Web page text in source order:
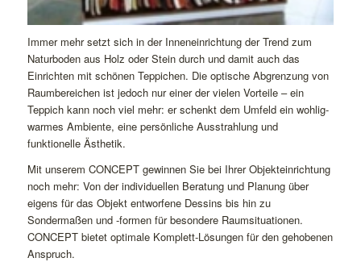
Immer mehr setzt sich in der Inneneinrichtung der Trend zum
Naturboden aus Holz oder Stein durch und damit auch das
Einrichten mit schönen Teppichen. Die optische Abgrenzung von
Raumbereichen ist jedoch nur einer der vielen Vorteile – ein
Teppich kann noch viel mehr: er schenkt dem Umfeld ein wohlig-
warmes Ambiente, eine persönliche Ausstrahlung und
funktionelle Ästhetik.
Mit unserem CONCEPT gewinnen Sie bei Ihrer Objekteinrichtung
noch mehr: Von der individuellen Beratung und Planung über
eigens für das Objekt entworfene Dessins bis hin zu
Sondermaßen und -formen für besondere Raumsituationen.
CONCEPT bietet optimale Komplett-Lösungen für den gehobenen
Anspruch.